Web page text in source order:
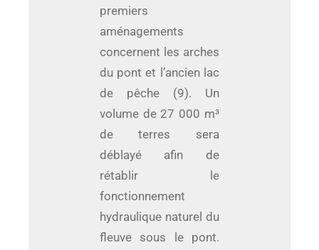
premiers
aménagements
concernent les arches
du pont et l’ancien lac
de pêche (9). Un
volume de 27 000 m³
de terres sera
déblayé afin de
rétablir le
fonctionnement
hydraulique naturel du
fleuve sous le pont.